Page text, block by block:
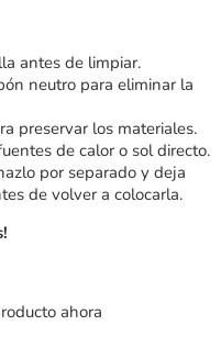
antes de limpiar.
neutro para eliminar la
preservar los materiales.
de calor o sol directo.
por separado y deja
de volver a colocarla.
ahora